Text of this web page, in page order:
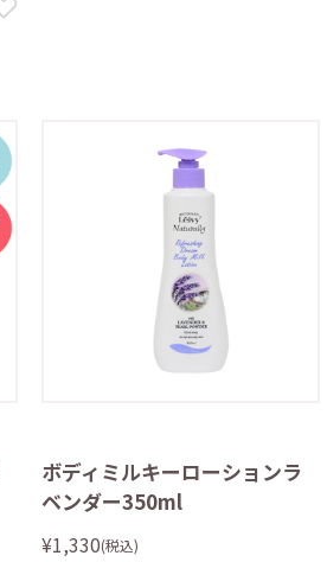
ボディミルキーローションラ
ベンダー350ml
¥1,330(税込)